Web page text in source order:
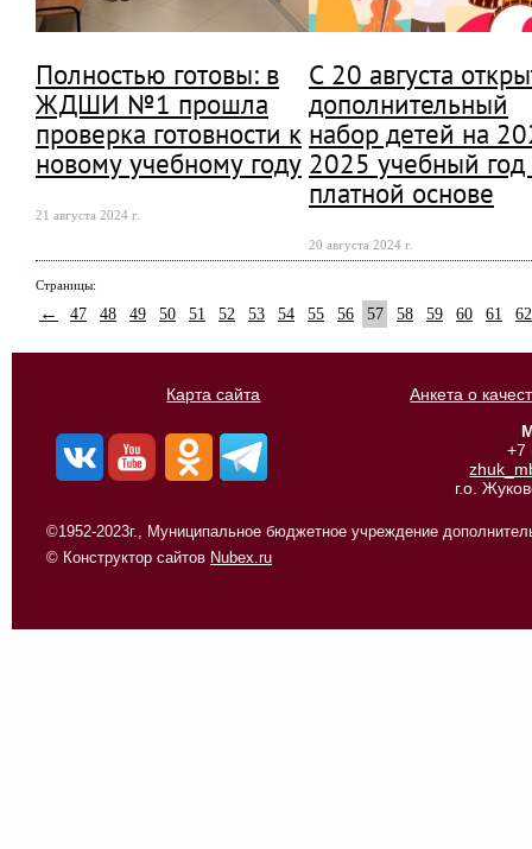
Полностью готовы: в
ЖДШИ №1 прошла
проверка готовности к
новому учебному году
21 августа 2024 г.
С 20 августа
дополнительный
набор детей на
2025 учебный год
платной основе
20 августа 2024 г.
Страницы:
← 47 48 49 50 51 52 53 54 55 56 57 58 59 60 61 62
Карта сайта
Анкета о
+7
г.о.
©1952-2023г., Муниципальное бюджетное учреждение
© Конструктор сайтов Nubex.ru